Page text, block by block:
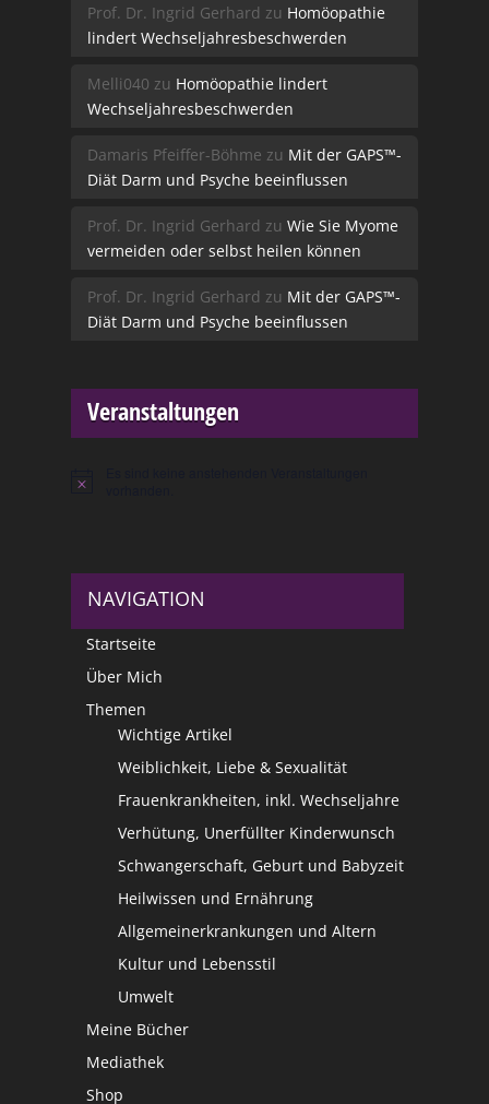
Prof. Dr. Ingrid Gerhard zu Homöopathie
lindert Wechseljahresbeschwerden
Melli040 zu Homöopathie lindert
Wechseljahresbeschwerden
Damaris Pfeiffer-Böhme zu Mit der GAPS™-
Diät Darm und Psyche beeinflussen
Prof. Dr. Ingrid Gerhard zu Wie Sie Myome
vermeiden oder selbst heilen können
Prof. Dr. Ingrid Gerhard zu Mit der GAPS™-
Diät Darm und Psyche beeinflussen
Veranstaltungen
Hinweis
NAVIGATION
Startseite
Über Mich
Themen
Wichtige Artikel
Weiblichkeit, Liebe & Sexualität
Frauenkrankheiten, inkl. Wechseljahre
Verhütung, Unerfüllter Kinderwunsch
Schwangerschaft, Geburt und Babyzeit
Heilwissen und Ernährung
Allgemeinerkrankungen und Altern
Kultur und Lebensstil
Umwelt
Meine Bücher
Mediathek
Shop